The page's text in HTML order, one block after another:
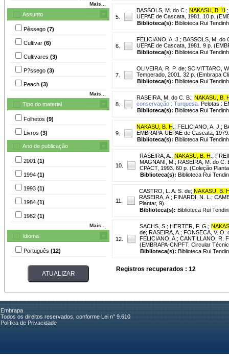
Mais...
Assunto
Pêssego (7)
Cultivar (6)
Cultivares (3)
P?ssego (3)
Peach (3)
Mais...
Tipo do material
Folhetos (9)
Livros (3)
Ano de publicação
2001 (1)
1994 (1)
1993 (1)
1984 (1)
1982 (1)
Mais...
Idioma
Português (12)
5.
BASSOLS, M. do C. ; NAKASU, B. H
UEPAE de Cascata, 1981. 10 p.
Biblioteca(s): Biblioteca Rui
6.
FELICIANO, A. J. ; BASSOLS, M. do
UEPAE de Cascata, 1981. 9 p.
Biblioteca(s): Biblioteca Rui
7.
OLIVEIRA, R. P. de; SCIVITTARO,
Temperado, 2001. 32 p. (Embrapa
Biblioteca(s): Biblioteca Rui
8.
RASEIRA, M. do C. B. ; NAKASU, B.
conservação : Turquesa. Pelotas :
Biblioteca(s): Biblioteca Rui
9.
NAKASU, B. H ; FELICIANO, A. J. ;
EMBRAPA-UEPAE de Cascata,
Biblioteca(s): Biblioteca Rui
10.
RASEIRA, A. ; NAKASU, B. H ;
MAGNANI, M. ; RASEIRA, M. do C.
CPACT, 1993. 60 p. (Coleção
Biblioteca(s): Biblioteca Rui
11.
CASTRO, L. A. S. de; NAKASU, B.
RASEIRA, A. ; FINARDI, N. L. ;
Plantar, 9).
Biblioteca(s): Biblioteca Rui
12.
SACHS, S. ; HERTER, F. G. ;
de; RASEIRA, A. ; FONSECA, V. O.
FELICIANO, A. ; CANTILLANO, R.
(EMBRAPA-CNPFT. Circular
Biblioteca(s): Biblioteca Rui
Registros recuperados : 12
Embrapa
Todos os direitos reservados, conforme Lei n° 9.610
Política de Privacidade